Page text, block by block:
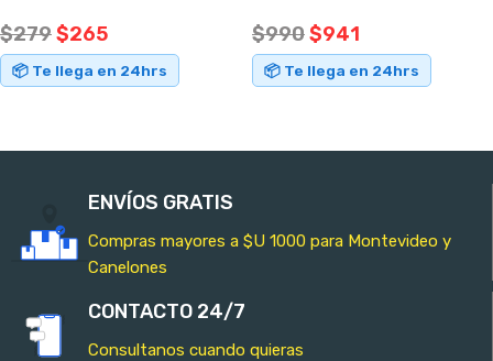
$279$265
📦 Te llega en 24hrs
$990$941
📦 Te llega en 24hrs
ENVÍOS GRATIS
Compras mayores a $U 1000 para Montevideo y
Canelones
CONTACTO 24/7
Consultanos cuando quieras